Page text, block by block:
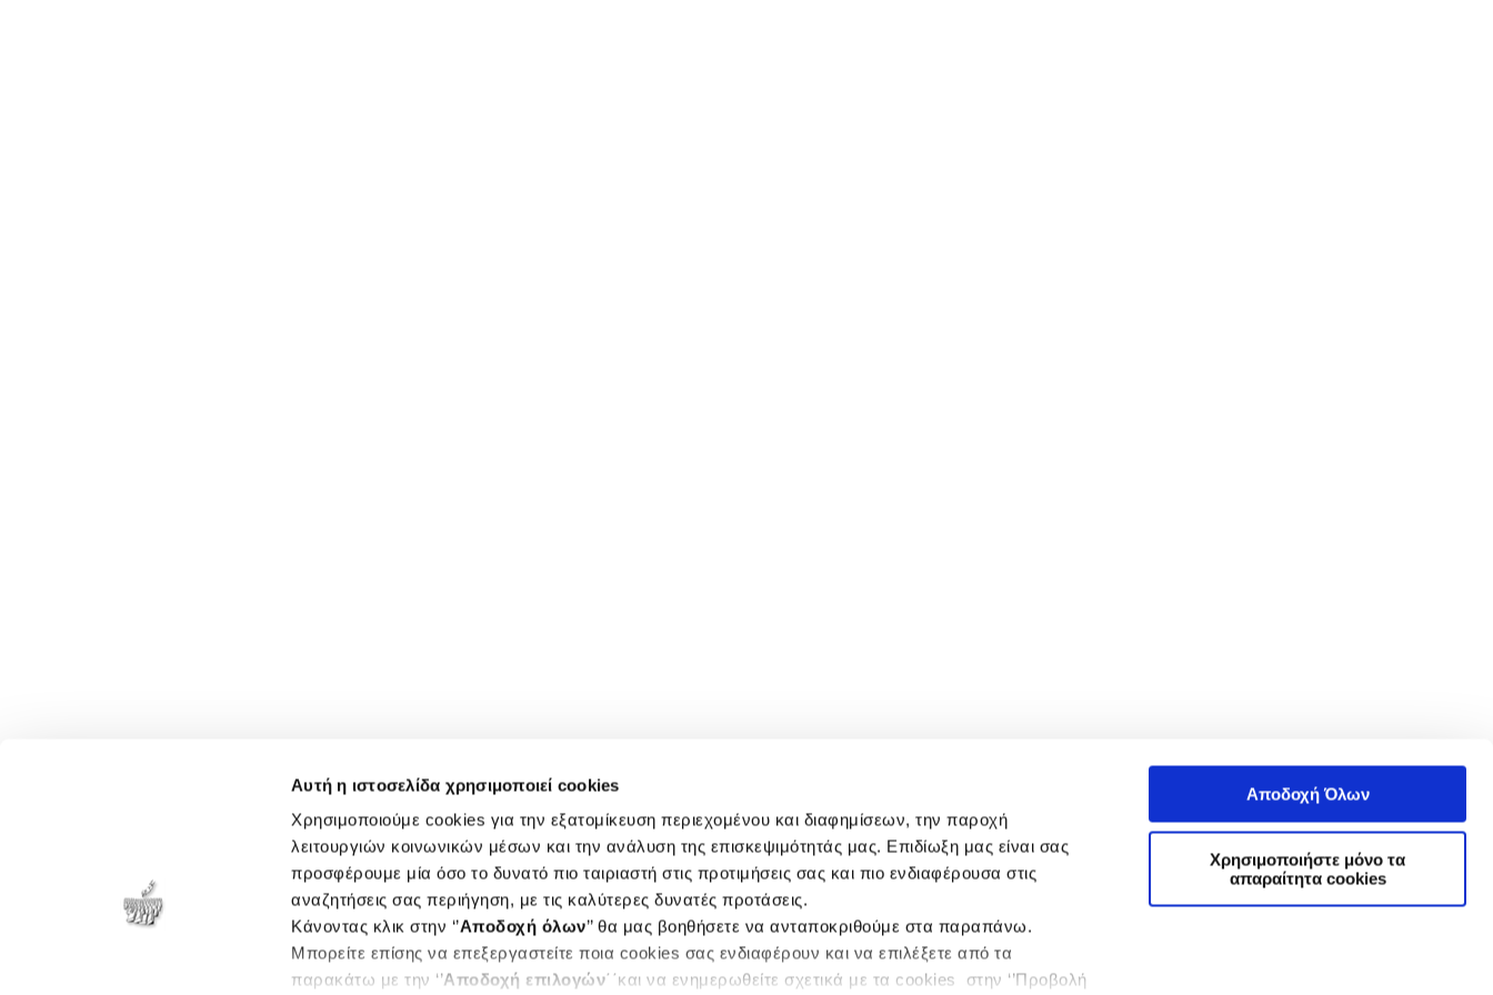
Αυτή η ιστοσελίδα χρησιμοποιεί cookies
Χρησιμοποιούμε cookies για την εξατομίκευση περιεχομένου και διαφημίσεων, την παροχή
λειτουργιών κοινωνικών μέσων και την ανάλυση της επισκεψιμότητάς μας. Επιδίωξη μας είναι σας
προσφέρουμε μία όσο το δυνατό πιο ταιριαστή στις προτιμήσεις σας και πιο ενδιαφέρουσα στις
αναζητήσεις σας περιήγηση, με τις καλύτερες δυνατές προτάσεις.
Κάνοντας κλικ στην ‘’Αποδοχή όλων’’ θα μας βοηθήσετε να ανταποκριθούμε στα παραπάνω.
Μπορείτε επίσης να επεξεργαστείτε ποια cookies σας ενδιαφέρουν και να επιλέξετε από τα
παρακάτω με την ‘’Αποδοχή επιλογών΄΄και να ενημερωθείτε σχετικά με τα cookies στην ‘’Προβολή
Αποδοχή Όλων
Χρησιμοποιήστε μόνο τα
απαραίτητα cookies